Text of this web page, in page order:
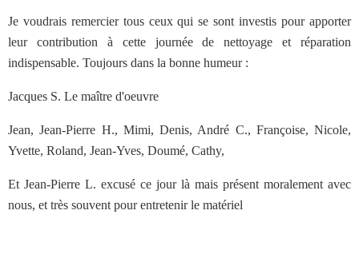
Je voudrais remercier tous ceux qui se sont investis pour apporter
leur contribution à cette journée de nettoyage et réparation
indispensable. Toujours dans la bonne humeur :
Jacques S. Le maître d'oeuvre
Jean, Jean-Pierre H., Mimi, Denis, André C., Françoise, Nicole,
Yvette, Roland, Jean-Yves, Doumé, Cathy,
Et Jean-Pierre L. excusé ce jour là mais présent moralement avec
nous, et très souvent pour entretenir le matériel